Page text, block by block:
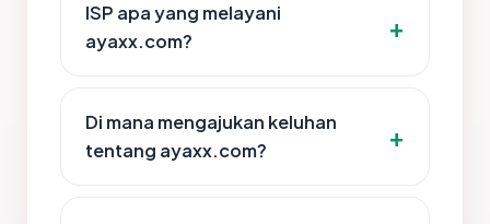
ISP apa yang melayani
ayaxx.com?
Di mana mengajukan keluhan
tentang ayaxx.com?